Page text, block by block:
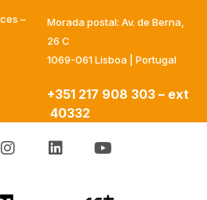
–
Morada postal: Av. de Berna,
26 C
1069-061 Lisboa | Portugal
+351 217 908 303 – ext
40332